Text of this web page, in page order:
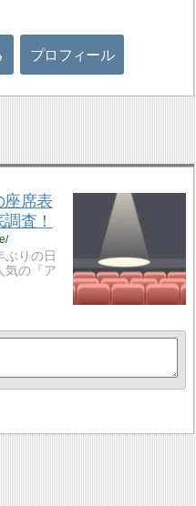
プロフィール
座席表
査！
ぶりの日
気の『ア